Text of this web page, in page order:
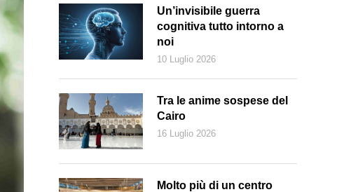
Un’invisibile guerra
cognitiva tutto intorno a
noi
10 Luglio 2026
Tra le anime sospese del
Cairo
16 Luglio 2026
Molto più di un centro